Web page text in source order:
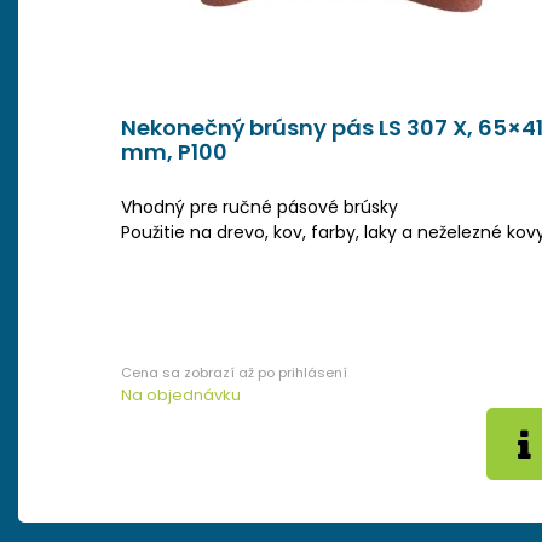
Nekonečný brúsny pás LS 307 X,
mm, P100
Vhodný pre ručné pásové brúsky
Použitie na drevo, kov, farby, laky a neželezné
Na objednávku